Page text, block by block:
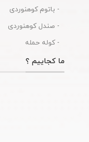
- باتوم کوهنوردی
- صندل کوهنوردی
- کوله حمله
ما کجاییم ؟